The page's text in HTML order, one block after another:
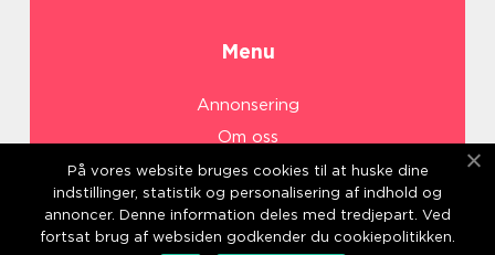
Menu
Annonsering
Om oss
Cookies
Kontakta oss
Sitemap
På vores website bruges cookies til at huske dine
indstillinger, statistik og personalisering af indhold og
annoncer. Denne information deles med tredjepart. Ved
fortsat brug af websiden godkender du cookiepolitikken.